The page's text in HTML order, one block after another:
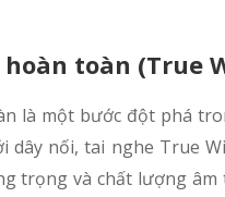
toàn (True
là một bước đột phá
dây nối, tai nghe True
trọng và chất lượng